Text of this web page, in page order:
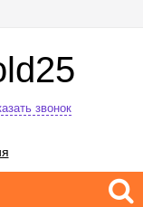
звонок